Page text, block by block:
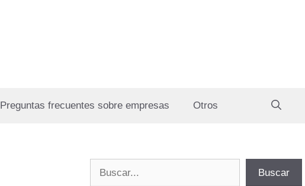
Preguntas frecuentes sobre empresas Otros
Buscar